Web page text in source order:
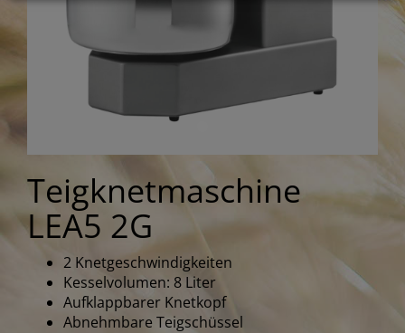
Teigknetmaschine
LEA5 2G
2 Knetgeschwindigkeiten
Kesselvolumen: 8 Liter
Aufklappbarer Knetkopf
Abnehmbare Teigschüssel